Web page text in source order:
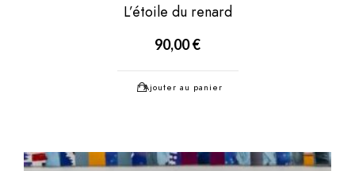
L’étoile du renard
90,00€
Ajouter au panier